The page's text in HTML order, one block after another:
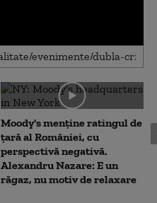
Moody's menține ratingul de
țară al României, cu
perspectivă negativă.
Alexandru Nazare: E un
răgaz, nu motiv de relaxare